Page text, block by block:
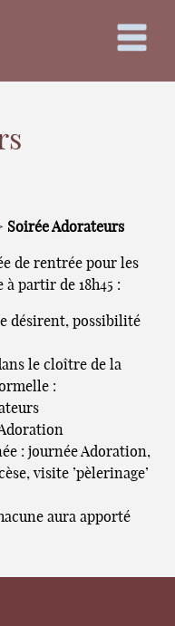
Soirée Adorateurs
de rentrée pour les
partir de 18h45 :
désirent, possibilité
le cloître de la
:
: journée Adoration,
visite ’pèlerinage’
aura apporté